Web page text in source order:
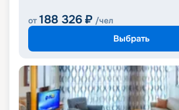
от 188 326 ₽ /чел
Выбрать